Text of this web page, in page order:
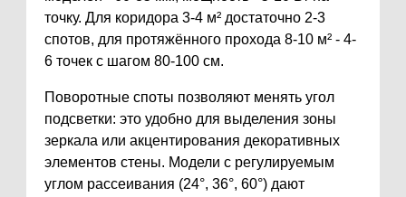
точку. Для коридора 3-4 м² достаточно 2-3
спотов, для протяжённого прохода 8-10 м² - 4-
6 точек с шагом 80-100 см.
Поворотные споты позволяют менять угол
подсветки: это удобно для выделения зоны
зеркала или акцентирования декоративных
элементов стены. Модели с регулируемым
углом рассеивания (24°, 36°, 60°) дают